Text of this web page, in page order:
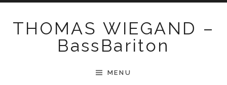
THOMAS WIEGAND –
BassBariton
MENU